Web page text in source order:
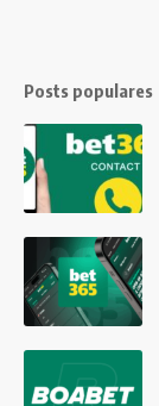
Posts populares